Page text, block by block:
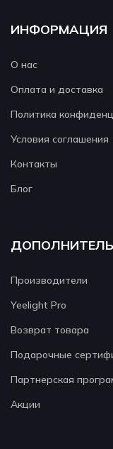
ИНФОРМАЦИЯ
О нас
Оплата и доставка
Политика
Условия соглашения
Контакты
Блог
Производители
Yeelight Pro
Возврат товара
Подарочные
Партнерская
Акции